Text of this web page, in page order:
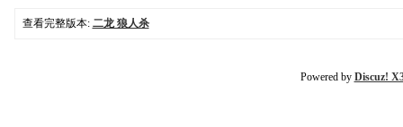
查看完整版本: 二龙 狼人杀
Powered by Discuz!